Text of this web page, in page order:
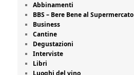
Abbinamenti
BBS – Bere Bene al Supermercato
Business
Cantine
Degustazioni
Interviste
Libri